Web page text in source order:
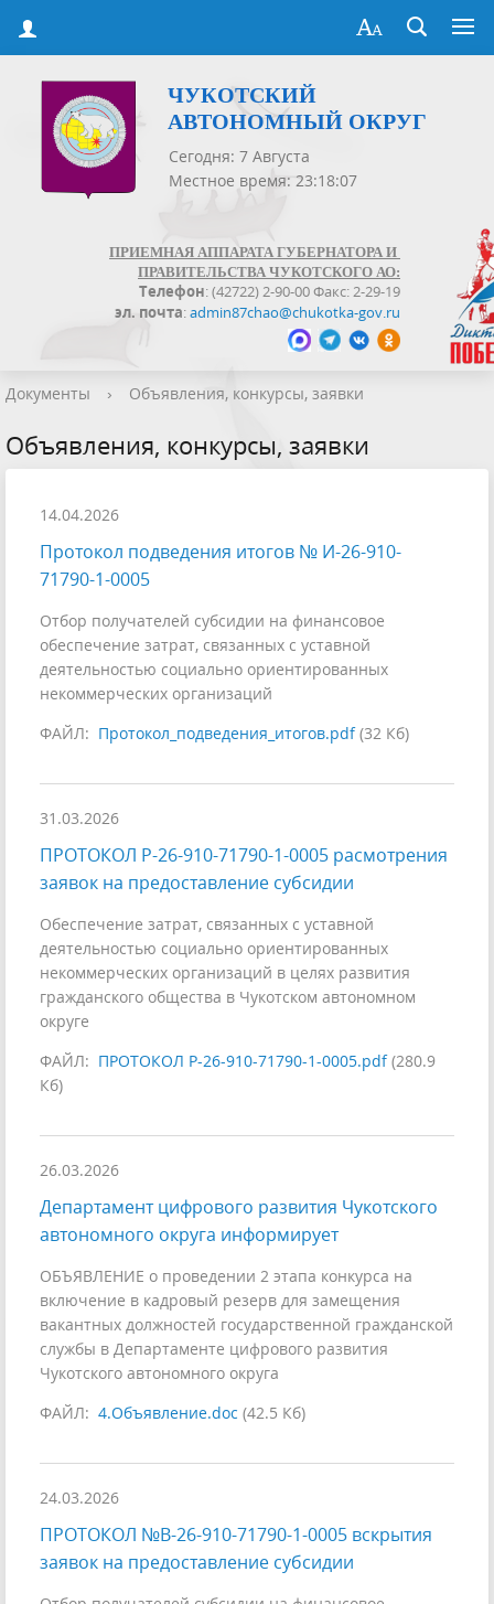
ЧУКОТСКИЙ
АВТОНОМНЫЙ ОКРУГ
Сегодня: 7 Августа
Местное время: 23:18:08
ПРИЕМНАЯ АППАРАТА ГУБЕРНАТОРА И
ПРАВИТЕЛЬСТВА ЧУКОТСКОГО АО:
Телефон: (42722) 2-90-00 Факс: 2-29-19
эл. почта:admin87chao@chukotka-gov.ru
Документы › Объявления, конкурсы, заявки
Объявления, конкурсы, заявки
14.04.2026
Протокол подведения итогов № И-26-910-
71790-1-0005
Отбор получателей субсидии на финансовое
обеспечение затрат, связанных с уставной
деятельностью социально ориентированных
некоммерческих организаций
ФАЙЛ: Протокол_подведения_итогов.pdf(32 Кб)
31.03.2026
ПРОТОКОЛ Р-26-910-71790-1-0005 расмотрения
заявок на предоставление субсидии
Обеспечение затрат, связанных с уставной
деятельностью социально ориентированных
некоммерческих организаций в целях развития
гражданского общества в Чукотском автономном
округе
ФАЙЛ: ПРОТОКОЛ Р-26-910-71790-1-0005.pdf(280.9
Кб)
26.03.2026
Департамент цифрового развития Чукотского
автономного округа информирует
ОБЪЯВЛЕНИЕ о проведении 2 этапа конкурса на
включение в кадровый резерв для замещения
вакантных должностей государственной гражданской
службы в Департаменте цифрового развития
Чукотского автономного округа
ФАЙЛ: 4.Объявление.doc (42.5 Кб)
24.03.2026
ПРОТОКОЛ №В-26-910-71790-1-0005 вскрытия
заявок на предоставление субсидии